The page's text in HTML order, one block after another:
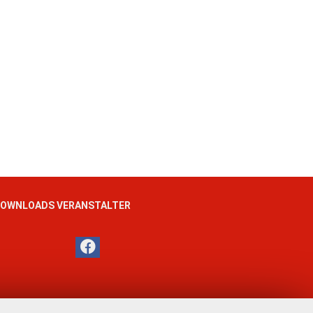
VERANSTALTER